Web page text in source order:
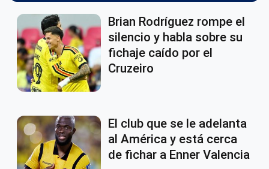
Brian Rodríguez rompe el
silencio y habla sobre su
fichaje caído por el
Cruzeiro
El club que se le adelanta
al América y está cerca
de fichar a Enner Valencia